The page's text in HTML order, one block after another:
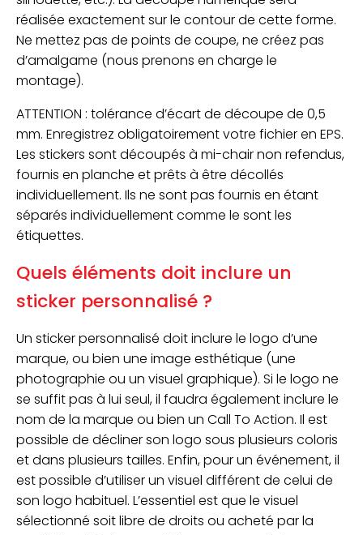
réalisée exactement sur le contour de cette forme.
Ne mettez pas de points de coupe, ne créez pas
d’amalgame (nous prenons en charge le
montage).
ATTENTION : tolérance d’écart de découpe de 0,5
mm. Enregistrez obligatoirement votre fichier en EPS.
Les stickers sont découpés à mi-chair non refendus,
fournis en planche et prêts à être décollés
individuellement. Ils ne sont pas fournis en étant
séparés individuellement comme le sont les
étiquettes.
Quels éléments doit inclure un
sticker personnalisé ?
Un sticker personnalisé doit inclure le logo d’une
marque, ou bien une image esthétique (une
photographie ou un visuel graphique). Si le logo ne
se suffit pas à lui seul, il faudra également inclure le
nom de la marque ou bien un Call To Action. Il est
possible de décliner son logo sous plusieurs coloris
et dans plusieurs tailles. Enfin, pour un événement, il
est possible d’utiliser un visuel différent de celui de
son logo habituel. L’essentiel est que le visuel
sélectionné soit libre de droits ou acheté par la